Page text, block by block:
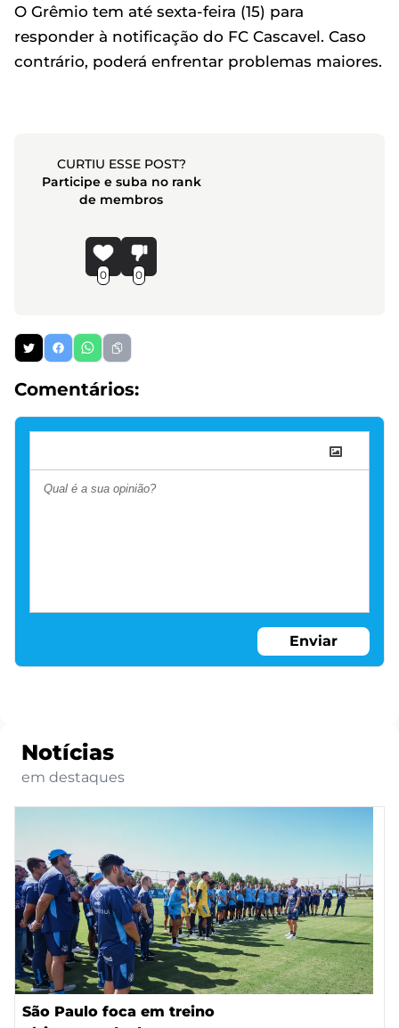
O Grêmio tem até sexta-feira (15) para
responder à notificação do FC Cascavel. Caso
contrário, poderá enfrentar problemas maiores.
CURTIU ESSE POST?
Participe e suba no rank
de membros
0 0
Comentários:
Enviar
Notícias
em destaques
São Paulo foca em treino